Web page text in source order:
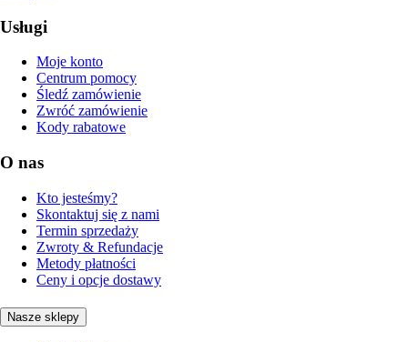
Usługi
Moje konto
Centrum pomocy
Śledź zamówienie
Zwróć zamówienie
Kody rabatowe
O nas
Kto jesteśmy?
Skontaktuj się z nami
Termin sprzedaży
Zwroty & Refundacje
Metody płatności
Ceny i opcje dostawy
Nasze sklepy